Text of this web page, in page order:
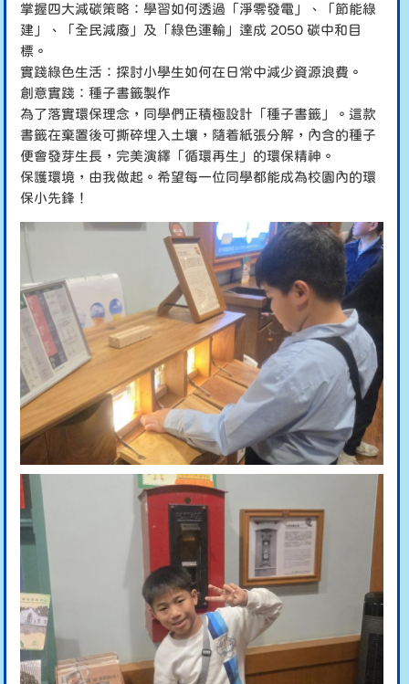
掌握四大減碳策略：學習如何透過「淨零發電」、「節能綠
建」、「全民減廢」及「綠色運輸」達成 2050 碳中和目
標。
實踐綠色生活：探討小學生如何在日常中減少資源浪費。
創意實踐：種子書籤製作
為了落實環保理念，同學們正積極設計「種子書籤」。這款
書籤在棄置後可撕碎埋入土壤，隨着紙張分解，內含的種子
便會發芽生長，完美演繹「循環再生」的環保精神。
保護環境，由我做起。希望每一位同學都能成為校園內的環
保小先鋒！